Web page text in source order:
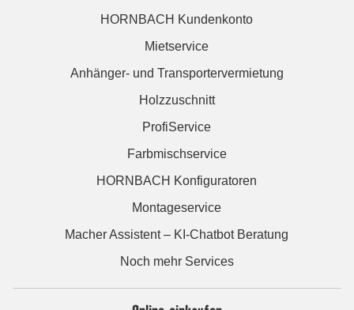
HORNBACH Kundenkonto
Mietservice
Anhänger- und Transportervermietung
Holzzuschnitt
ProfiService
Farbmischservice
HORNBACH Konfiguratoren
Montageservice
Macher Assistent – KI-Chatbot Beratung
Noch mehr Services